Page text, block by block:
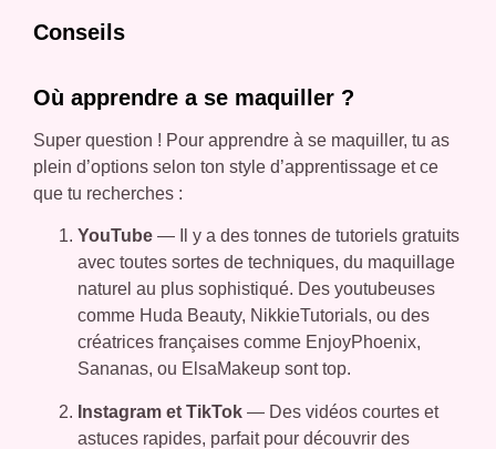
Conseils
Où apprendre a se maquiller ?
Super question ! Pour apprendre à se maquiller, tu as
plein d’options selon ton style d’apprentissage et ce
que tu recherches :
YouTube — Il y a des tonnes de tutoriels gratuits
avec toutes sortes de techniques, du maquillage
naturel au plus sophistiqué. Des youtubeuses
comme Huda Beauty, NikkieTutorials, ou des
créatrices françaises comme EnjoyPhoenix,
Sananas, ou ElsaMakeup sont top.
Instagram et TikTok — Des vidéos courtes et
astuces rapides, parfait pour découvrir des